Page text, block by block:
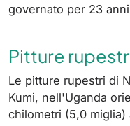
governato per 23
Pitture
Le pitture rupestri di
Kumi, nell'Uganda
chilometri (5,0 miglia)